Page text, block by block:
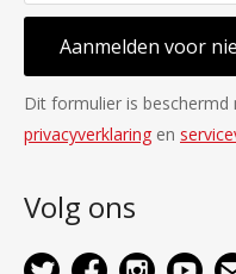
Aanmelden voor
Dit formulier is beschermd
privacyverklaring en
Volg ons